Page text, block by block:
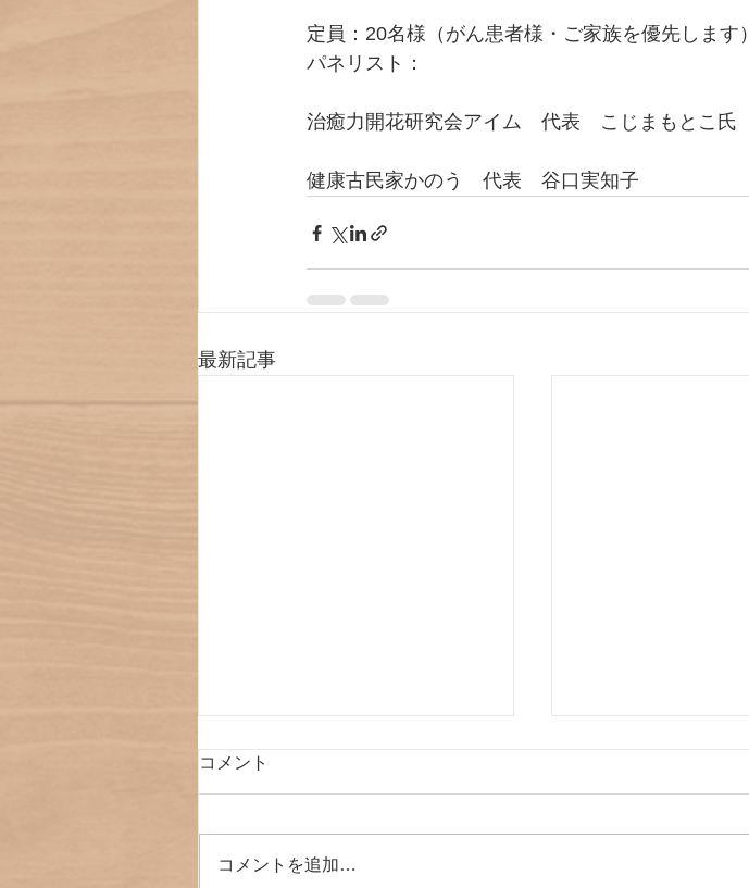
定員：20名様（がん患者様・ご家族を優先します）
パネリスト：
治癒力開花研究会アイム　代表　こじまもとこ氏
健康古民家かのう　代表　谷口実知子
最新記事
コメント
コメントを追加…